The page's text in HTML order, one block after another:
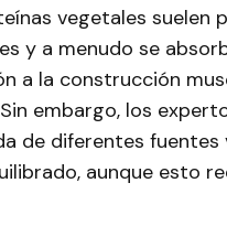
vegetales suelen
y a menudo se
a la construcción
embargo, los
de diferentes
aunque esto